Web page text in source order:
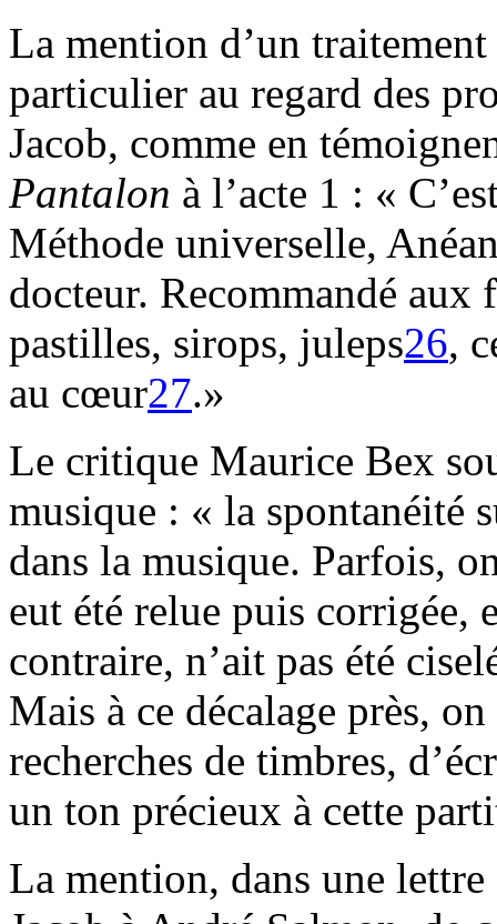
La mention d’un
particulier au regard des
Jacob, comme en
Pantalon à l’acte 1 : «
Méthode universelle,
docteur. Recommandé aux
pastilles, sirops, juleps26,
au cœur27.»
Le critique Maurice Bex
musique : « la spontanéité
dans la musique. Parfois,
eut été relue puis corrigée,
contraire, n’ait pas été
Mais à ce décalage près,
recherches de timbres,
un ton précieux à cette
La mention, dans une